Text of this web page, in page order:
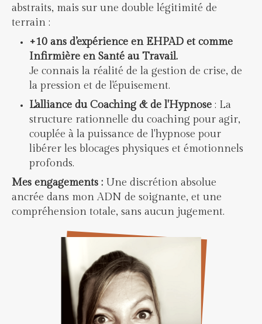
abstraits, mais sur une double légitimité de
terrain :
+10 ans d’expérience en EHPAD et comme
Infirmière en Santé au Travail.
Je connais la réalité de la gestion de crise, de
la pression et de l'épuisement.
L'alliance du Coaching & de l'Hypnose : La
structure rationnelle du coaching pour agir,
couplée à la puissance de l'hypnose pour
libérer les blocages physiques et émotionnels
profonds.
Mes engagements : Une discrétion absolue
ancrée dans mon ADN de soignante, et une
compréhension totale, sans aucun jugement.